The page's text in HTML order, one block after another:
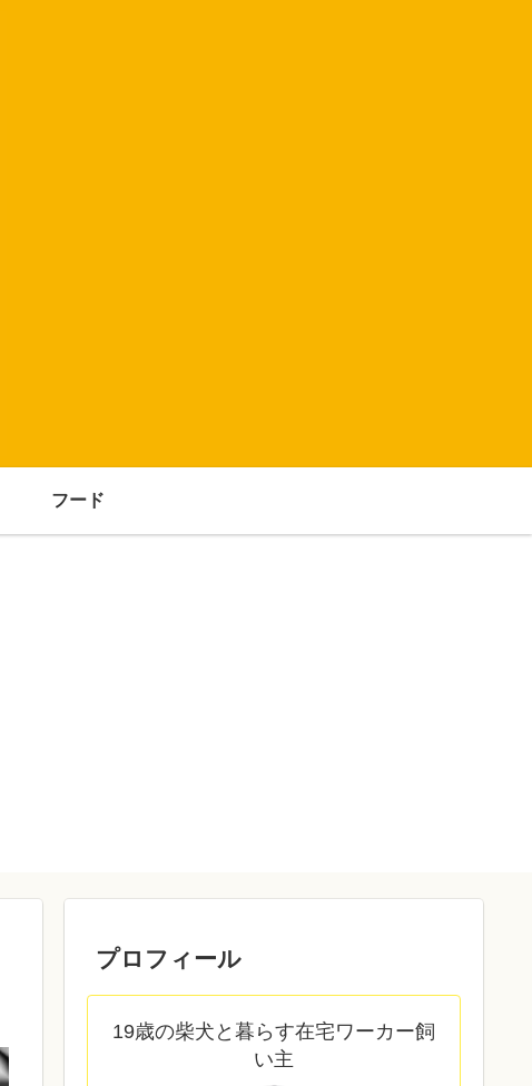
フード
プロフィール
19歳の柴犬と暮らす在宅ワーカー飼
い主